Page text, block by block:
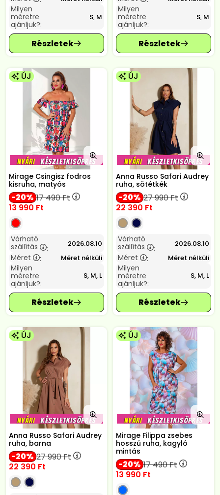
Milyen
méretre
ajánljuk?:
S, M
Milyen
méretre
ajánljuk?:
S, M
ÚJ
Mirage Csingisz fodros
kisruha, matyós
20 17 490Ft
13 990 Ft
Várható
szállítás
: 2026.08.10
Méret : Méret nélküli
Milyen
méretre
ajánljuk?:
S, M, L
ÚJ
Anna Russo Safari Audrey
ruha, sötétkék
20 27 990Ft
22 390 Ft
Várható
szállítás
: 2026.08.10
Méret : Méret nélküli
Milyen
méretre
ajánljuk?:
S, M, L
ÚJ
Anna Russo Safari Audrey
ruha, barna
20 27 990Ft
22 390 Ft
ÚJ
Mirage Filippa zsebes
hosszú ruha, kagyló
mintás
20 17 490Ft
13 990 Ft